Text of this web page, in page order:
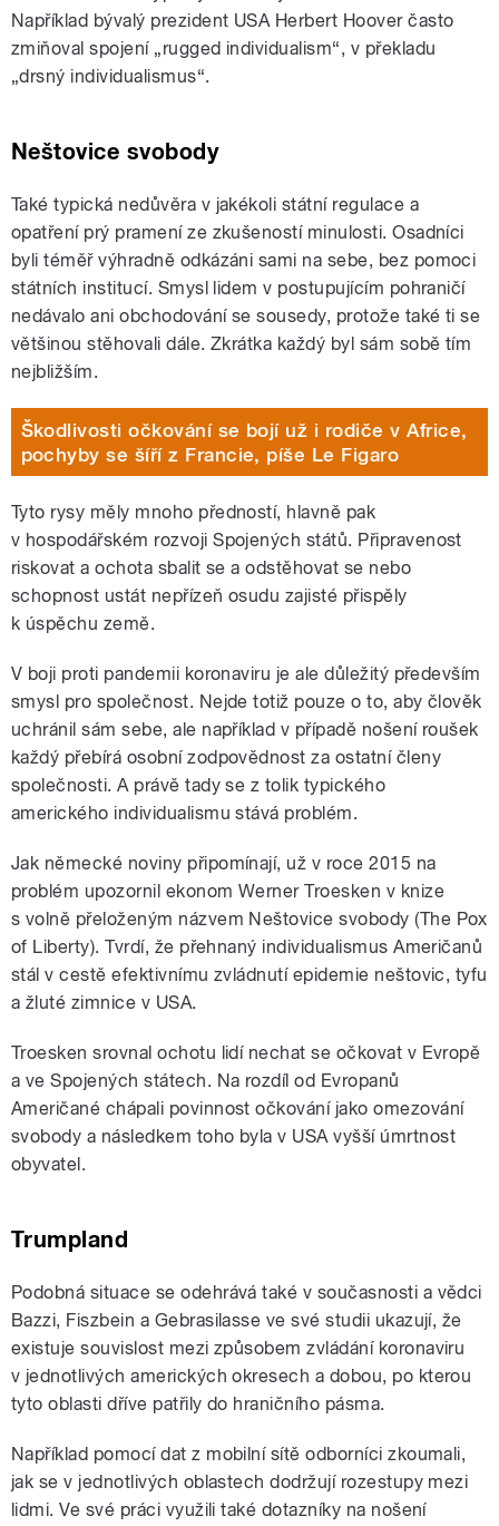
Například bývalý prezident USA Herbert Hoover často
zmiňoval spojení „rugged individualism“, v překladu
„drsný individualismus“.
Neštovice svobody
Také typická nedůvěra v jakékoli státní regulace a
opatření prý pramení ze zkušeností minulosti. Osadníci
byli téměř výhradně odkázáni sami na sebe, bez pomoci
státních institucí. Smysl lidem v postupujícím pohraničí
nedávalo ani obchodování se sousedy, protože také ti se
většinou stěhovali dále. Zkrátka každý byl sám sobě tím
nejbližším.
Škodlivosti očkování se bojí už i rodiče v Africe,
pochyby se šíří z Francie, píše Le Figaro
Tyto rysy měly mnoho předností, hlavně pak
v hospodářském rozvoji Spojených států. Připravenost
riskovat a ochota sbalit se a odstěhovat se nebo
schopnost ustát nepřízeň osudu zajisté přispěly
k úspěchu země.
V boji proti pandemii koronaviru je ale důležitý především
smysl pro společnost. Nejde totiž pouze o to, aby člověk
uchránil sám sebe, ale například v případě nošení roušek
každý přebírá osobní zodpovědnost za ostatní členy
společnosti. A právě tady se z tolik typického
amerického individualismu stává problém.
Jak německé noviny připomínají, už v roce 2015 na
problém upozornil ekonom Werner Troesken v knize
s volně přeloženým názvem Neštovice svobody (The Pox
of Liberty). Tvrdí, že přehnaný individualismus Američanů
stál v cestě efektivnímu zvládnutí epidemie neštovic, tyfu
a žluté zimnice v USA.
Troesken srovnal ochotu lidí nechat se očkovat v Evropě
a ve Spojených státech. Na rozdíl od Evropanů
Američané chápali povinnost očkování jako omezování
svobody a následkem toho byla v USA vyšší úmrtnost
obyvatel.
Trumpland
Podobná situace se odehrává také v současnosti a vědci
Bazzi, Fiszbein a Gebrasilasse ve své studii ukazují, že
existuje souvislost mezi způsobem zvládání koronaviru
v jednotlivých amerických okresech a dobou, po kterou
tyto oblasti dříve patřily do hraničního pásma.
Například pomocí dat z mobilní sítě odborníci zkoumali,
jak se v jednotlivých oblastech dodržují rozestupy mezi
lidmi. Ve své práci využili také dotazníky na nošení